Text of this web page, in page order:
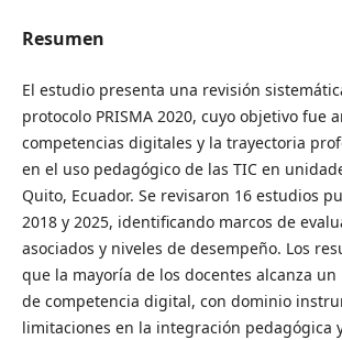
Resumen
El estudio presenta una revisión
protocolo PRISMA 2020, cuyo objetivo fue
competencias digitales y la trayectoria
en el uso pedagógico de las TIC en
Quito, Ecuador. Se revisaron 16 estudios
2018 y 2025, identificando marcos de
asociados y niveles de desempeño. Los
que la mayoría de los docentes alcanza
de competencia digital, con dominio
limitaciones en la integración pedagógica